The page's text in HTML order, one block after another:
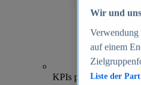
KPIs pro Shop
Wir und
Verwendung
auf einem
Liste der